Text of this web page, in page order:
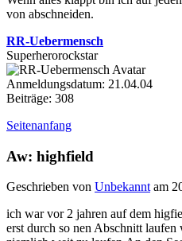
von abschneiden.
RR-Uebermensch
Superherorockstar
Anmeldungsdatum: 21.04.04
Beiträge: 308
Seitenanfang
Aw: highfield
Geschrieben von Unbekannt am
ich war vor 2 jahren auf dem
erst durch so nen Abschnitt